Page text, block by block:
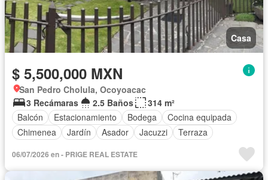
Casa
$ 5,500,000 MXN
San Pedro Cholula, Ocoyoacac
3 Recámaras
2.5 Baños
314 m²
Balcón
Estacionamiento Bodega
Cocina equipada
Chimenea
Jardín Asador Jacuzzi Terraza
06/07/2026 en - PRIGE REAL ESTATE